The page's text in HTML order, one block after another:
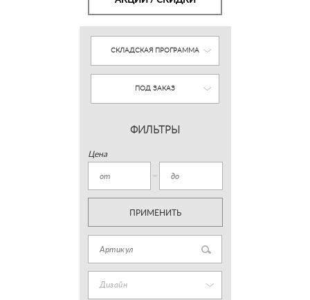
СКЛАДСКАЯ ПРОГРАММА
ПОД ЗАКАЗ
ФИЛЬТРЫ
Цена
ПРИМЕНИТЬ
Дизайн